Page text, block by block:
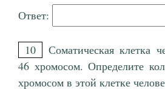
Ответ:
10
Соматическая клетка
46 хромосом. Определите
хромосом в этой клетке